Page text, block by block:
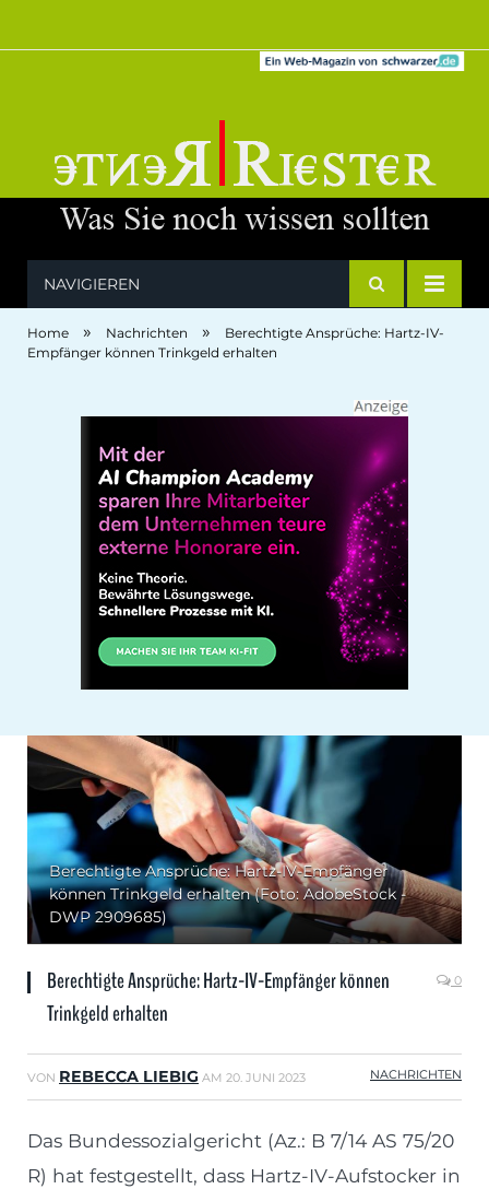
NAVIGIEREN
Home » Nachrichten »
Berechtigte Ansprüche: Hartz-IV-
Empfänger können Trinkgeld erhalten
Berechtigte Ansprüche: Hartz-IV-Empfänger
können Trinkgeld erhalten (Foto: AdobeStock -
DWP 2909685)
Berechtigte Ansprüche: Hartz-IV-Empfänger können
Trinkgeld erhalten
0
VON REBECCA LIEBIG AM 20. JUNI 2023 NACHRICHTEN
Das Bundessozialgericht (Az.: B 7/14 AS 75/20
R) hat festgestellt, dass Hartz-IV-Aufstocker in